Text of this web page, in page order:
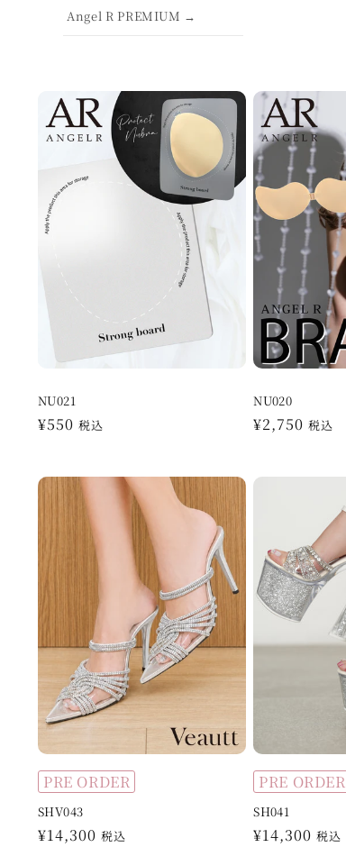
Angel R PREMIUM →
NU021
通
格
¥550 税込
NU020
通
格
¥2,750税込
PRE ORDER
SHV043
通
¥14,300 税込
PRE ORDER
SH041
通
¥14,300税込